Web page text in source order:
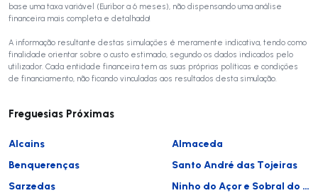
base uma taxa variável (Euribor a 6 meses), não dispensando uma análise
financeira mais completa e detalhada!
A informação resultante destas simulações é meramente indicativa, tendo como
finalidade orientar sobre o custo estimado, segundo os dados indicados pelo
utilizador. Cada entidade financeira tem as suas próprias políticas e condições
de financiamento, não ficando vinculadas aos resultados desta simulação.
Freguesias Próximas
Alcains
Almaceda
Benquerenças
Santo André das Tojeiras
Sarzedas
Ninho do Açor e Sobral do Campo